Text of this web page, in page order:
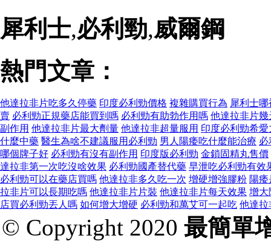
犀利士,必利勁,威爾鋼
熱門文章：
他達拉非片吃多久停藥 印度必利勁價格 複雜購買行為 犀利士哪
賣 必利勁正規藥店能買到嗎 必利勁有助勃作用嗎 他達拉非片
副作用 他達拉非片最大劑量 他達拉非超量服用 印度必利勁希
什麼中藥 醫生為啥不建議服用必利勁 男人陽痿吃什麼能治療 必
哪個牌子好 必利勁有沒有副作用 印度版必利勁 金鎖固精丸售價
達拉非第一次吃沒啥效果 必利勁國產替代藥 早泄吃必利勁有效
必利勁可以在藥店買嗎 他達拉非多久吃一次 增硬增強膠粉 陽
拉非片可以長期吃嗎 他達拉非片片裝 他達拉非片每天效果 增大
店買必利勁丟人嗎 如何增大增硬 必利勁和萬艾可一起吃 他達拉
© Copyright 2020 最簡單